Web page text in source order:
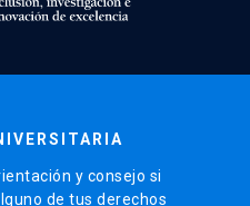
y consejo si
de tus derechos